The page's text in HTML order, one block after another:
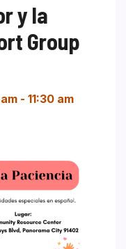
y la
Group
- 11:30 am